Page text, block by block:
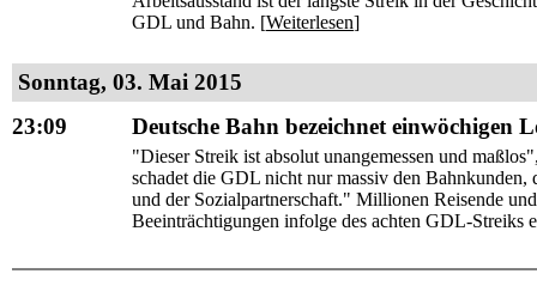
GDL und Bahn. [Weiterlesen]
Sonntag, 03. Mai 2015
23:09
Deutsche Bahn bezeichnet
"Dieser Streik ist absolut unangemessen und
schadet die GDL nicht nur massiv den
und der Sozialpartnerschaft." Millionen Reisende
Beeinträchtigungen infolge des achten GDL-Streiks